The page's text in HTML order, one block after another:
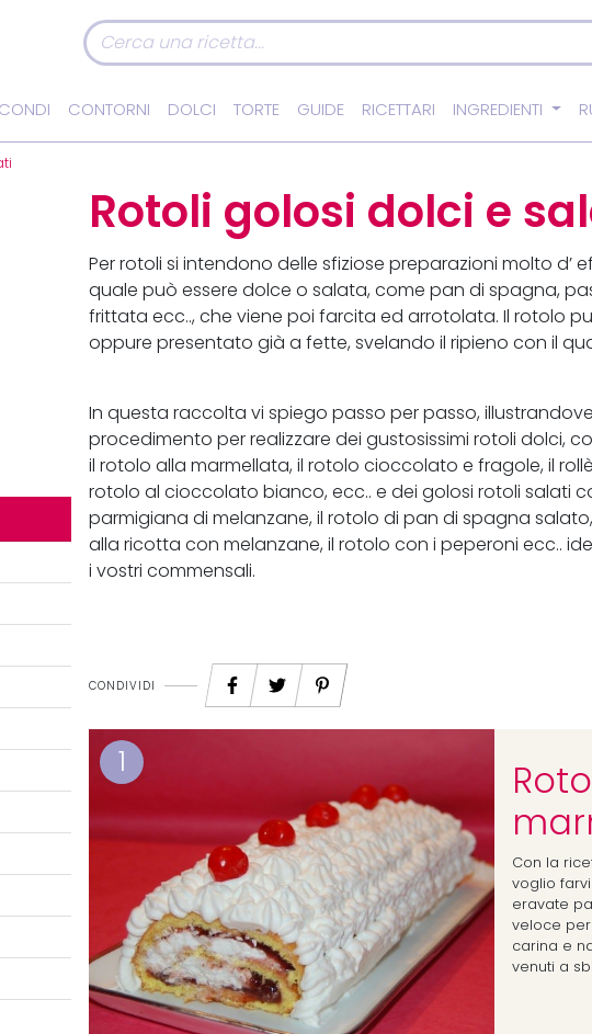
CONTORNI DOLCI TORTE GUIDE RICETTARI INGREDIENTI
Rotoli golosi dolci e
Per rotoli si intendono delle sfiziose preparazioni molto d’
quale può essere dolce o salata, come pan di spagna,
frittata ecc.., che viene poi farcita ed arrotolata. Il rotolo
oppure presentato già a fette, svelando il ripieno con il
In questa raccolta vi spiego passo per passo,
procedimento per realizzare dei gustosissimi rotoli dolci,
il rotolo alla marmellata, il rotolo cioccolato e fragole, il
rotolo al cioccolato bianco, ecc.. e dei golosi rotoli salati
parmigiana di melanzane, il rotolo di pan di spagna
alla ricotta con melanzane, il rotolo con i peperoni ecc..
i vostri commensali.
CONDIVIDI
1
Con la
voglio
eravate
veloce
carina e
venuti a